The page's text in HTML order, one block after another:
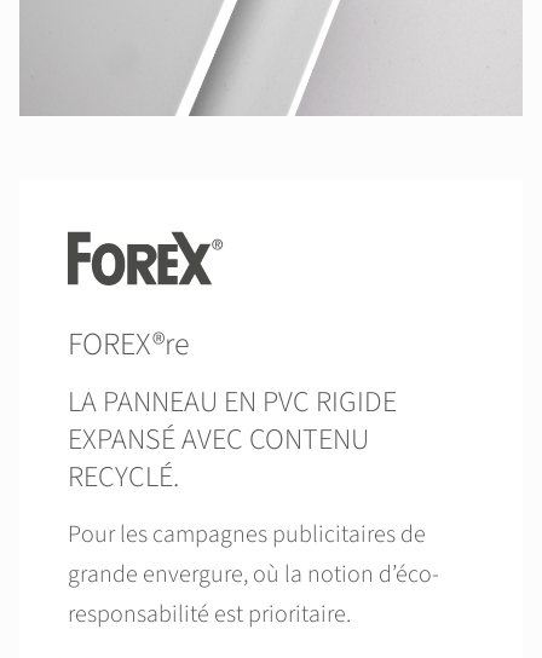
FOREX®re
LA PANNEAU EN PVC RIGIDE
EXPANSÉ AVEC CONTENU
RECYCLÉ.
Pour les campagnes publicitaires de
grande envergure, où la notion d’éco-
responsabilité est prioritaire.